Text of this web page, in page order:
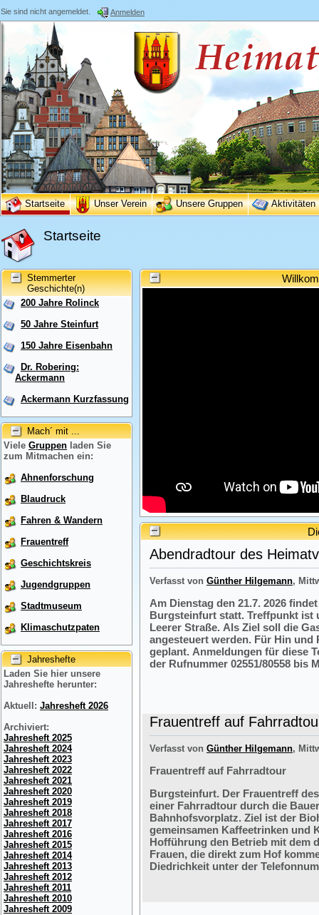
Sie sind nicht angemeldet. Anmelden
Startseite Unser Verein Unsere Gruppen Aktivitäten
Startseite
Stemmerter
Geschichte(n)
200 Jahre Rolinck
50 Jahre Steinfurt
150 Jahre Eisenbahn
Dr. Robering:
Ackermann
Ackermann Kurzfassung
Mach´ mit ...
Viele Gruppen laden Sie
zum Mitmachen ein:
Ahnenforschung
Blaudruck
Fahren & Wandern
Frauentreff
Geschichtskreis
Jugendgruppen
Stadtmuseum
Klimaschutzpaten
Jahreshefte
Laden Sie hier unsere
Jahreshefte herunter:
Aktuell: Jahresheft 2026
Archiviert:
Jahresheft 2025
Jahresheft 2024
Jahresheft 2023
Jahresheft 2022
Jahresheft 2021
Jahresheft 2020
Jahresheft 2019
Jahresheft 2018
Jahresheft 2017
Jahresheft 2016
Jahresheft 2015
Jahresheft 2014
Jahresheft 2013
Jahresheft 2012
Jahresheft 2011
Jahresheft 2010
Jahresheft 2009
Abendradtour des
Verfasst von Günther Hilgemann,
Am Dienstag den 21.7. 2026
Burgsteinfurt statt. Treffpunkt ist
Leerer Straße. Als Ziel soll die
angesteuert werden. Für Hin und
geplant. Anmeldungen für diese
der Rufnummer 02551/80558 bis
Frauentreff auf
Verfasst von Günther Hilgemann,
Frauentreff auf Fahrradtour
Burgsteinfurt. Der Frauentreff
einer Fahrradtour durch die
Bahnhofsvorplatz. Ziel ist der
gemeinsamen Kaffeetrinken und
Hofführung den Betrieb mit dem
Frauen, die direkt zum Hof
Diedrichkeit unter der